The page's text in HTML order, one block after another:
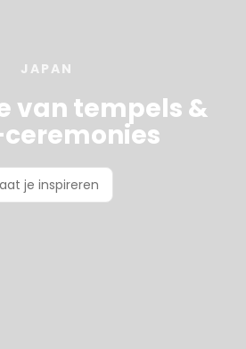
JAPAN
van tempels &
je inspireren